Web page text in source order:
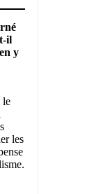
il
y
le
les